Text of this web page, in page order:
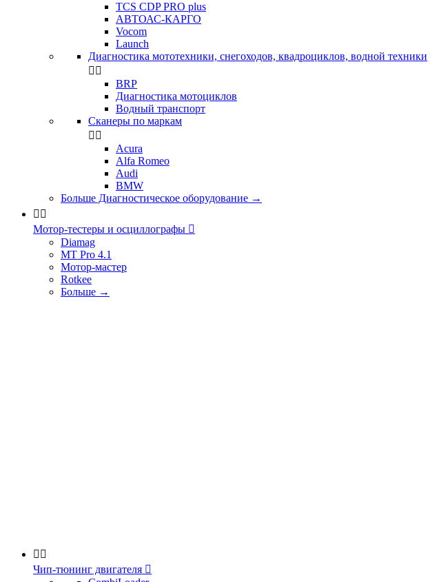
TCS CDP PRO plus
АВТОАС-КАРГО
Vocom
Launch
Диагностика мототехники, снегоходов, квадроциклов, водной техники
 
BRP
Диагностика мотоциклов
Водный транспорт
Сканеры по маркам
 
Acura
Alfa Romeo
Audi
BMW
Больше Диагностическое оборудование →
 
Мотор-тестеры и осциллографы 
Diamag
MT Pro 4.1
Мотор-мастер
Rotkee
Больше →
 
Чип-тюнинг двигателя 